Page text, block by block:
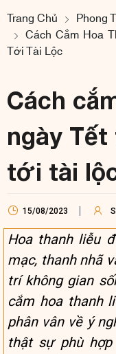
Trang Chủ
Phong
Cách Cắm Hoa
Tới Tài Lộc
Cách
ngày
tới tài
15/08/2023
Hoa thanh liễu
mạc, thanh nhã
trí không gian
cắm hoa thanh
phân vân về ý
thật sự phù